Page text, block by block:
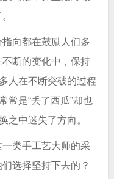
向都在鼓励人们多
断的变化中，保持
人在不断突破的过程
常是“丢了西瓜”却也
之中迷失了方向。
类手工艺大师的采
选择坚持下去的？